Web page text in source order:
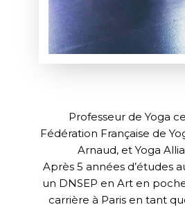
Professeur de Yoga
Fédération Française de
Arnaud, et Yoga
Après 5 années d’études
un DNSEP en Art en
carrière à Paris en tant